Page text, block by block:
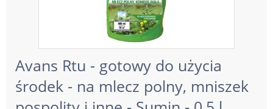
Avans Rtu - gotowy do użycia
środek - na mlecz polny, mniszek